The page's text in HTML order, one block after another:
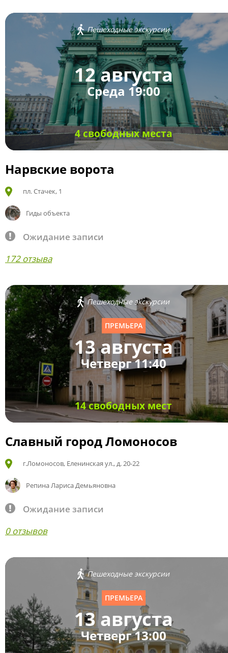
Пешеходные экскурсии
12 августа
Среда 19:00
4 свободных места
Нарвские ворота
пл. Стачек, 1
Гиды объекта
Ожидание записи
172 отзыва
Пешеходные экскурсии
ПРЕМЬЕРА
13 августа
Четверг 11:40
14 свободных мест
Славный город Ломоносов
г.Ломоносов, Еленинская ул., д. 20-22
Репина Лариса Демьяновна
Ожидание записи
0 отзывов
Пешеходные экскурсии
ПРЕМЬЕРА
13 августа
Четверг 13:00